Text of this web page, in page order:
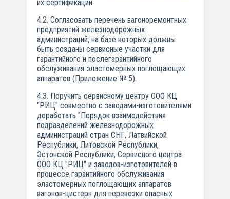
их сертификации.
4.2. Согласовать перечень вагоноремонтных
предприятий железнодорожных
администраций, на базе которых должны
быть созданы сервисные участки для
гарантийного и послегарантийного
обслуживания эластомерных поглощающих
аппаратов (Приложение № 5).
4.3. Поручить сервисному центру ООО КЦ
"РИЦ" совместно с заводами-изготовителями
доработать "Порядок взаимодействия
подразделений железнодорожных
администраций стран СНГ, Латвийской
Республики, Литовской Республики,
Эстонской Республики, Сервисного центра
ООО КЦ "РИЦ" и заводов-изготовителей в
процессе гарантийного обслуживания
эластомерных поглощающих аппаратов
вагонов-цистерн для перевозки опасных